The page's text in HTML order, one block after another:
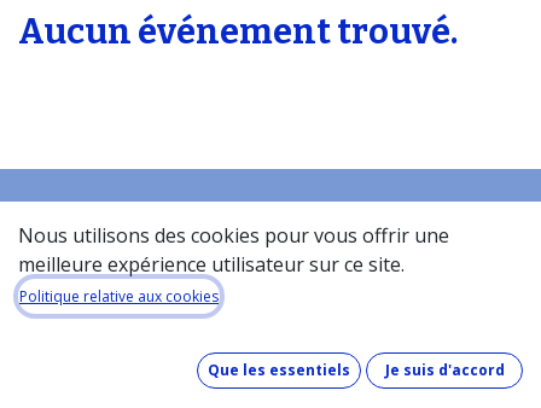
Aucun événement trouvé.
Accueil
À propos de la base de donneés​
Quel est le coût de la base de données ?
Comment fonctionne la base de données ?
Que contient la base de données ?
Nous utilisons des cookies pour vous offrir une
meilleure expérience utilisateur sur ce site.
Politique relative aux cookies
Que les essentiels Je suis d'accord